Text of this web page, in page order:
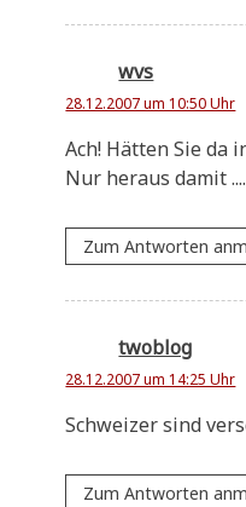
wvs
28.12.2007 um 10:50 Uhr
Ach! Hät­ten Sie da
Nur her­aus damit ....
Zum Antworten
twoblog
28.12.2007 um 14:25 Uhr
Schwei­zer sind
Zum Antworten